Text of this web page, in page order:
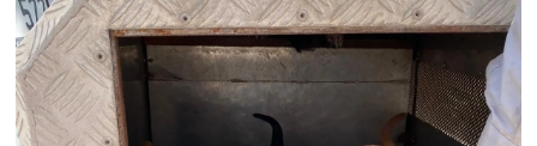
Resmi İlan
Rüya Tabirleri
Sağlık